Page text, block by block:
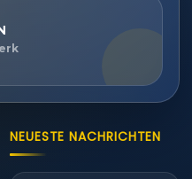
NEUESTE NACHRICHTEN